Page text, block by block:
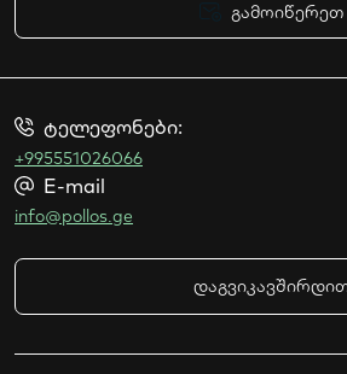
გამოიწერეთ
ტელეფონები:
+995551026066
E-mail
info@pollos.ge